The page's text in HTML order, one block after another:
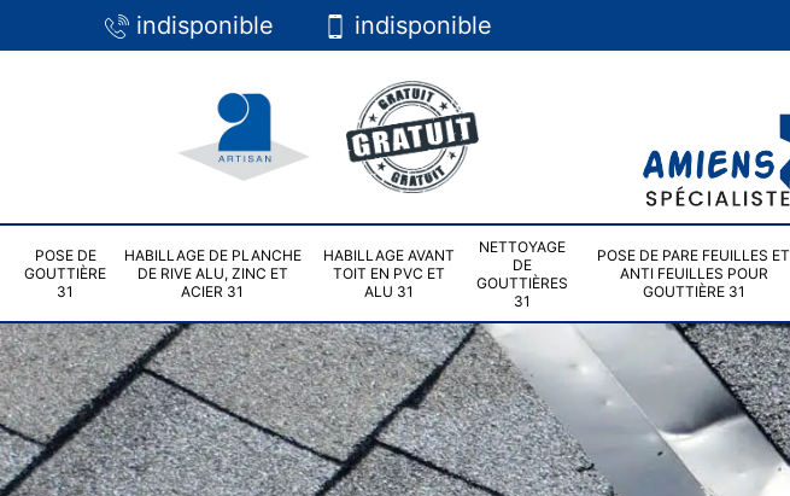
indisponible indisponible
POSE DE
GOUTTIÈRE
31
HABILLAGE DE PLANCHE
DE RIVE ALU, ZINC ET
ACIER 31
HABILLAGE AVANT
TOIT EN PVC ET
ALU 31
NETTOYAGE
DE
GOUTTIÈRES
31
POSE DE PARE FEUILLES ET
ANTI FEUILLES POUR
GOUTTIÈRE 31